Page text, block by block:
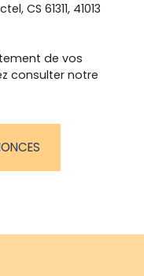
CS 61311, 41013
de vos
consulter notre